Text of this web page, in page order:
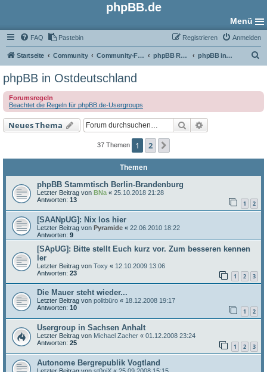
phpBB.de
Menü
FAQ Pastebin Anmelden
Registrieren
Startseite Community Community-Foren phpBB Regional phpBB in Ostdeutschland
e
phpBB in Ostdeutschland
Forumsregeln
Beachtet die Regeln für phpBB.de-Usergroups
Neues Thema Suche
37 Themen 1 2
Themen
phpBB Stammtisch Berlin-Brandenburg
Letzter Beitrag von BNa « 25.10.2018 21:28
Antworten: 13 1 2
[SAANpUG]: Nix los hier
Letzter Beitrag von Pyramide « 22.06.2010 18:22
Antworten: 9
[SApUG]: Bitte stellt Euch kurz vor. Zum besseren kennen
ler
Letzter Beitrag von Toxy « 12.10.2009 13:06
Antworten: 23 1 2 3
Die Mauer steht wieder...
Letzter Beitrag von politbüro « 18.12.2008 19:17
Antworten: 10 1 2
Usergroup in Sachsen Anhalt
Letzter Beitrag von Michael Zacher « 01.12.2008 23:24
Antworten: 25 1 2 3
Autonome Bergrepublik Vogtland
Letzter Beitrag von st0niX « 25.09.2008 15:15